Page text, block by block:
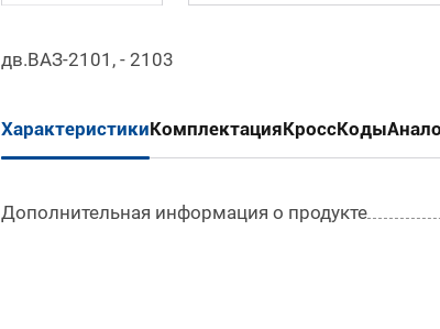
дв.ВАЗ-2101, - 2103
ХарактеристикиКомплектацияКроссКоды
Дополнительная информация о продукте